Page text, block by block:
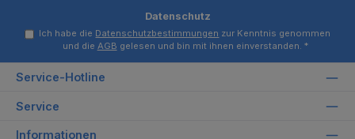
Datenschutz
Ich habe die Datenschutzbestimmungen zur Kenntnis genommen
und die AGB gelesen und bin mit ihnen einverstanden. *
Service-Hotline
Service
Informationen